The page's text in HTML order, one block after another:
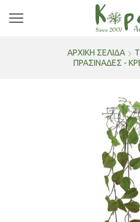
ΑΡΧΙΚΉ ΣΕΛΊΔΑ
ΠΡΑΣΙΝΑΔΕΣ -